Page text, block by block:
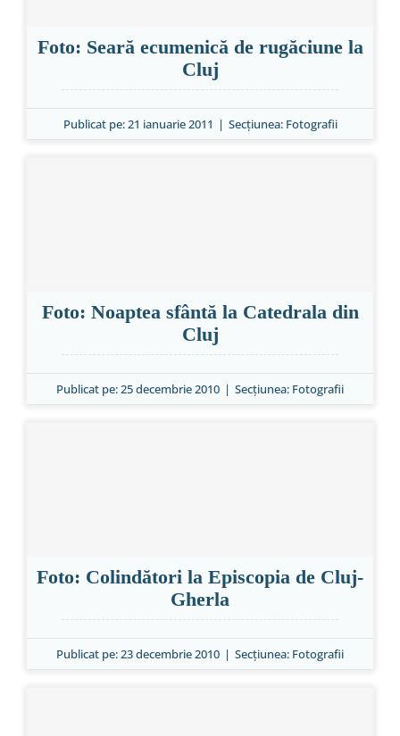
Foto: Seară ecumenică de rugăciune la
Cluj
Publicat pe: 21 ianuarie 2011 | Secțiunea: Fotografii
Foto: Noaptea sfântă la Catedrala din
Cluj
Publicat pe: 25 decembrie 2010 | Secțiunea: Fotografii
Foto: Colindători la Episcopia de Cluj-
Gherla
Publicat pe: 23 decembrie 2010 | Secțiunea: Fotografii